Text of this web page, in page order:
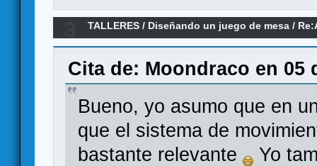
TALLERES / Diseñando un juego de mesa /
Cita de: Moondraco en 05
Bueno, yo asumo que en
que el sistema de
bastante relevante
Yo